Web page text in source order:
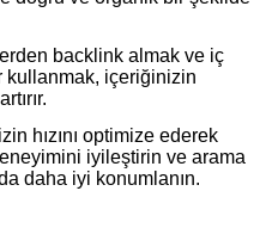
backlink almak ve iç
kullanmak, içeriğinizin
hızını optimize ederek
iyileştirin ve arama
daha iyi konumlanın.